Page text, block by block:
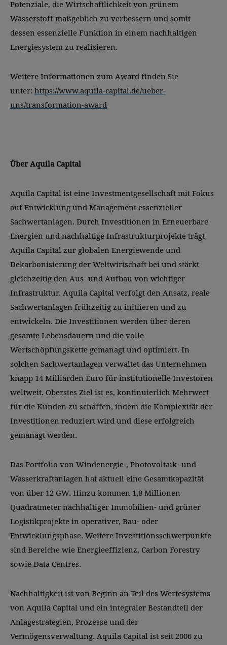
Potenziale, die Wirtschaftlichkeit von grünem
Wasserstoff maßgeblich zu verbessern und somit
dessen essenzielle Funktion in einem nachhaltigen
Energiesystem zu realisieren.
Weitere Informationen zum Award finden Sie
unter: https://www.aquila-capital.de/ueber-
uns/transformation-award
Über Aquila Capital
Aquila Capital ist eine Investmentgesellschaft mit Fokus
auf Entwicklung und Management essenzieller
Sachwertanlagen. Durch Investitionen in Erneuerbare
Energien und nachhaltige Infrastrukturprojekte trägt
Aquila Capital zur globalen Energiewende und
Dekarbonisierung der Weltwirtschaft bei und stärkt
gleichzeitig den Aus- und Aufbau von wichtiger
Infrastruktur. Aquila Capital verfolgt den Ansatz, reale
Sachwertanlagen frühzeitig zu initiieren und zu
entwickeln. Die Investitionen werden über deren
gesamte Lebensdauern und die volle
Wertschöpfungskette gemanagt und optimiert. In
solchen Sachwertanlagen verwaltet das Unternehmen
knapp 14 Milliarden Euro für institutionelle Investoren
weltweit. Oberstes Ziel ist es, kontinuierlich Mehrwert
für die Kunden zu schaffen, indem die Komplexität der
Investitionen reduziert wird und diese erfolgreich
gemanagt werden.
Das Portfolio von Windenergie-, Photovoltaik- und
Wasserkraftanlagen hat aktuell eine Gesamtkapazität
von über 12 GW. Hinzu kommen 1,8 Millionen
Quadratmeter nachhaltiger Immobilien- und grüner
Logistikprojekte in operativer, Bau- oder
Entwicklungsphase. Weitere Investitionsschwerpunkte
sind Bereiche wie Energieeffizienz, Carbon Forestry
sowie Data Centres.
Nachhaltigkeit ist von Beginn an Teil des Wertesystems
von Aquila Capital und ein integraler Bestandteil der
Anlagestrategien, Prozesse und der
Vermögensverwaltung. Aquila Capital ist seit 2006 zu